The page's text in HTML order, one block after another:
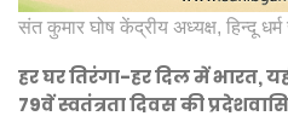
संत कुमार घोष केंद्रीय अध्यक्ष, हिन्दू
हर घर तिरंगा-हर दिल में भारत,
79वें स्वतंत्रता दिवस की